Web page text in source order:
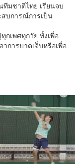
ทีมชาติไทย เรียนจบ
บการณ์การเป็น
เพศทุกวัย ทั้งเพื่อ
การบาดเจ็บหรือเพื่อ